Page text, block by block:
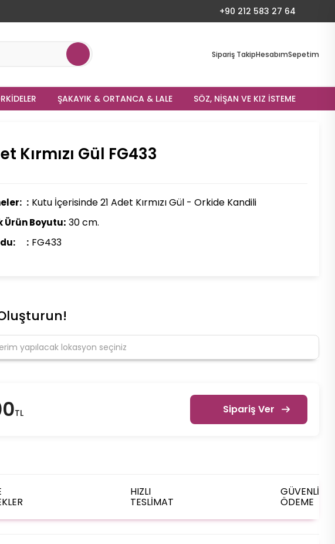
+90 212 583 27 64
Sipariş TakipHesabımSepetim
ŞAKAYIK & ORTANCA & LALE SÖZ, NIŞAN VE KIZ İSTEME
Kırmızı Gül FG433
Kutu İçerisinde 21 Adet Kırmızı Gül - Orkide Kandili
Ürün Boyutu: 30 cm.
FG433
TL Sipariş Ver
HIZLI
TESLİMAT
GÜVENLİ
ÖDEME